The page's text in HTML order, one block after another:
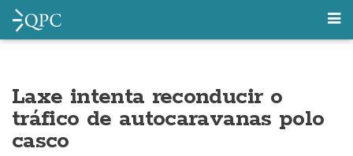
Laxe intenta reconducir o
tráfico de autocaravanas polo
casco